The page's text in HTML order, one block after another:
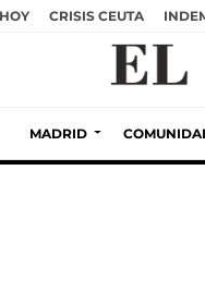
CRISIS CEUTA
MADRID